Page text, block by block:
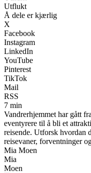
Utflukt
Å dele er kjærlig
X
Facebook
Instagram
LinkedIn
YouTube
Pinterest
TikTok
Mail
RSS
7 min
Vandrerhjemmet har gått
eventyrere til å bli et
reisende. Utforsk hvordan
reisevaner, forventninger
Mia Moen
Mia
Moen